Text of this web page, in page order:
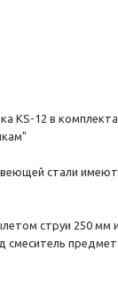
KS-12 в
стали
струи 250 мм
смеситель